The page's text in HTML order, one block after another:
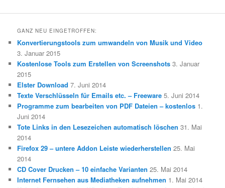
GANZ NEU EINGETROFFEN:
Konvertierungstools zum umwandeln von Musik und Video
3. Januar 2015
Kostenlose Tools zum Erstellen von Screenshots 3. Januar
2015
Elster Download 7. Juni 2014
Texte Verschlüsseln für Emails etc. – Freeware 5. Juni 2014
Programme zum bearbeiten von PDF Dateien – kostenlos 1.
Juni 2014
Tote Links in den Lesezeichen automatisch löschen 31. Mai
2014
Firefox 29 – untere Addon Leiste wiederherstellen 25. Mai
2014
CD Cover Drucken – 10 einfache Varianten 25. Mai 2014
Internet Fernsehen aus Mediatheken aufnehmen 1. Mai 2014